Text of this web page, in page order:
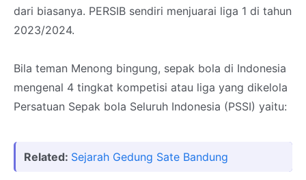
dari biasanya. PERSIB sendiri menjuarai liga 1 di tahun
2023/2024.
Bila teman Menong bingung, sepak bola di Indonesia
mengenal 4 tingkat kompetisi atau liga yang dikelola
Persatuan Sepak bola Seluruh Indonesia (PSSI) yaitu:
Related: Sejarah Gedung Sate Bandung